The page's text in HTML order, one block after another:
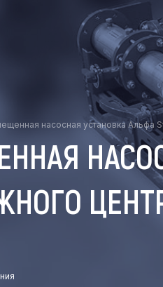
насосная установка Альфа